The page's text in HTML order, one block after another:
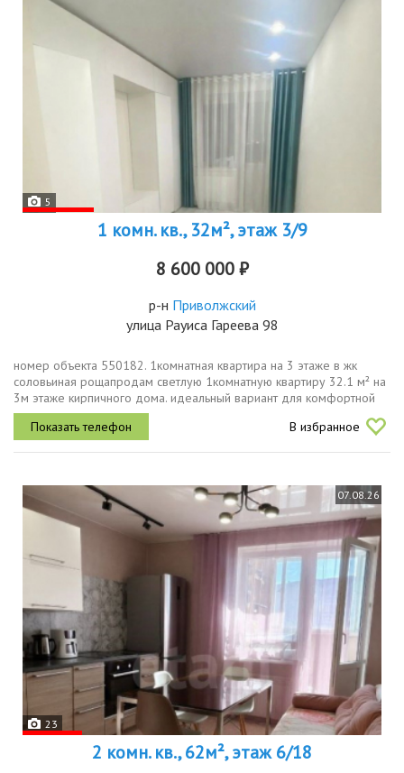
5
1 комн. кв., 32м², этаж 3/9
8 600 000 ₽
р-н Приволжский
улица Рауиса Гареева 98
номер объекта 550182. 1комнатная квартира на 3 этаже в жк
соловьиная рощапродам светлую 1комнатную квартиру 32.1 м² на
3м этаже кирпичного дома. идеальный вариант для комфортной
жизни или выгодного вложения. адрес г. казань, ул. рауиса гареева,
д....
В избранное
07.08.26
23
2 комн. кв., 62м², этаж 6/18